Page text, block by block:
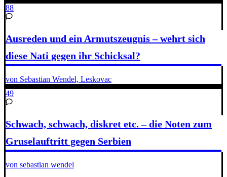
88
Ausreden und ein Armutszeugnis – wehrt sich
diese Nati gegen ihr Schicksal?
von Sebastian Wendel, Leskovac
49
Schwach, schwach, diskret etc. – die Noten zum
Gruselauftritt gegen Serbien
von sebastian wendel